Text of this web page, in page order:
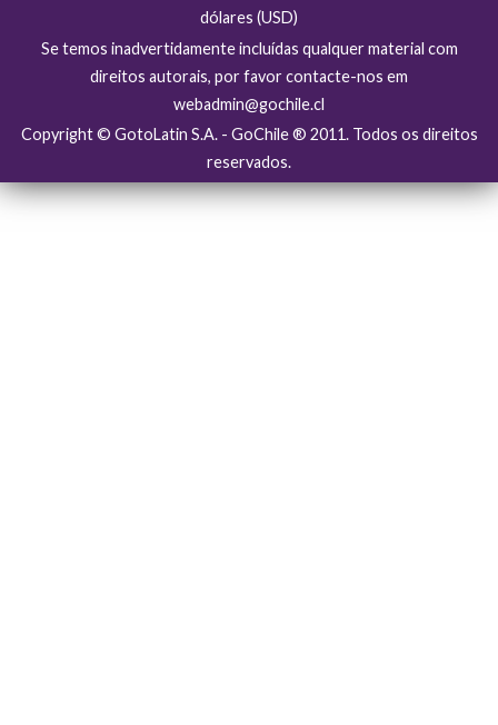
dólares (USD)
Se temos inadvertidamente incluídas qualquer material com
direitos autorais, por favor contacte-nos em
webadmin@gochile.cl
Copyright © GotoLatin S.A. - GoChile ® 2011. Todos os direitos
reservados.